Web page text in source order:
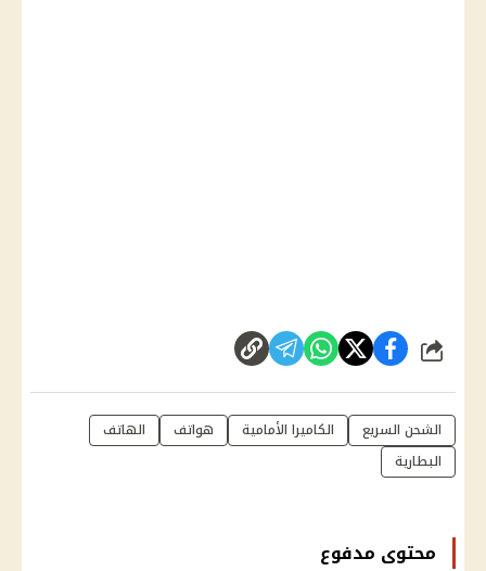
شارك
الشحن السريع الكاميرا الأمامية هواتف
الهاتف
البطارية
محتوى مدفوع